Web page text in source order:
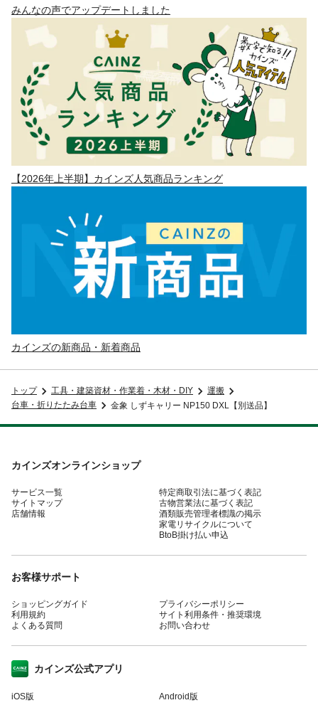
みんなの声でアップデートしました
【2026年上半期】カインズ人気商品ランキング
カインズの新商品・新着商品
トップ 工具・建築資材・作業着・木材・DIY
運搬
台車・折りたたみ台車
金象 しずキャリー NP150 DXL【別送品】
カインズオンラインショップ
サービス一覧
サイトマップ
店舗情報
特定商取引法に基づく表記
古物営業法に基づく表記
酒類販売管理者標識の掲示
家電リサイクルについて
BtoB掛け払い申込
お客様サポート
ショッピングガイド
利用規約
よくある質問
プライバシーポリシー
サイト利用条件・推奨環境
お問い合わせ
カインズ公式アプリ
iOS版 Android版